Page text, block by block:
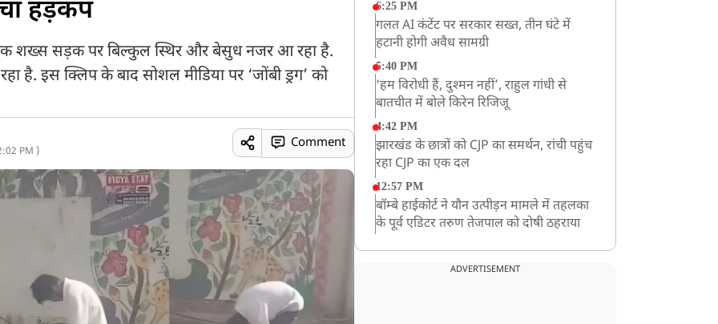
हड़कंप
शख्स सड़क पर बिल्कुल स्थिर और बेसुध नजर आ रहा है.
है. इस क्लिप के बाद सोशल मीडिया पर ‘जोंबी ड्रग’ को
PM )
Comment
6:25 PM
गलत AI कंटेंट पर सरकार सख्त, तीन घंटे में
हटानी होगी अवैध सामग्री
5:40 PM
‘हम विरोधी हैं, दुश्मन नहीं’, राहुल गांधी से
बातचीत में बोले किरेन रिजिजू
4:42 PM
झारखंड के छात्रों को CJP का समर्थन, रांची पहुंच
रहा CJP का एक दल
12:57 PM
बॉम्बे हाईकोर्ट ने यौन उत्पीड़न मामले में तहलका
के पूर्व एडिटर तरुण तेजपाल को दोषी ठहराया
माफिया अतीक अहमद के छोटे बेटे अबान की
ADVERTISEMENT